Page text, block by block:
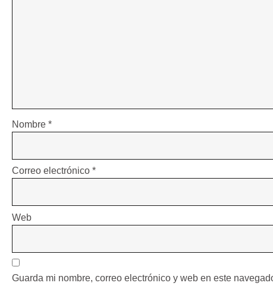
Nombre *
Correo electrónico *
Web
Guarda mi nombre, correo electrónico y web en este